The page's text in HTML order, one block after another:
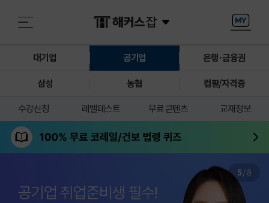
대기업 공기업 은행·금융권
삼성 농협 컴활/자격증
수강신청 레벨테스트 무료 콘텐츠 교재정보
5/8